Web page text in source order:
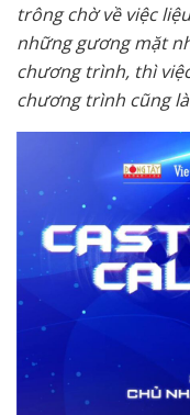
trông chờ về việc
những gương mặt
chương trình, thì
chương trình cũng